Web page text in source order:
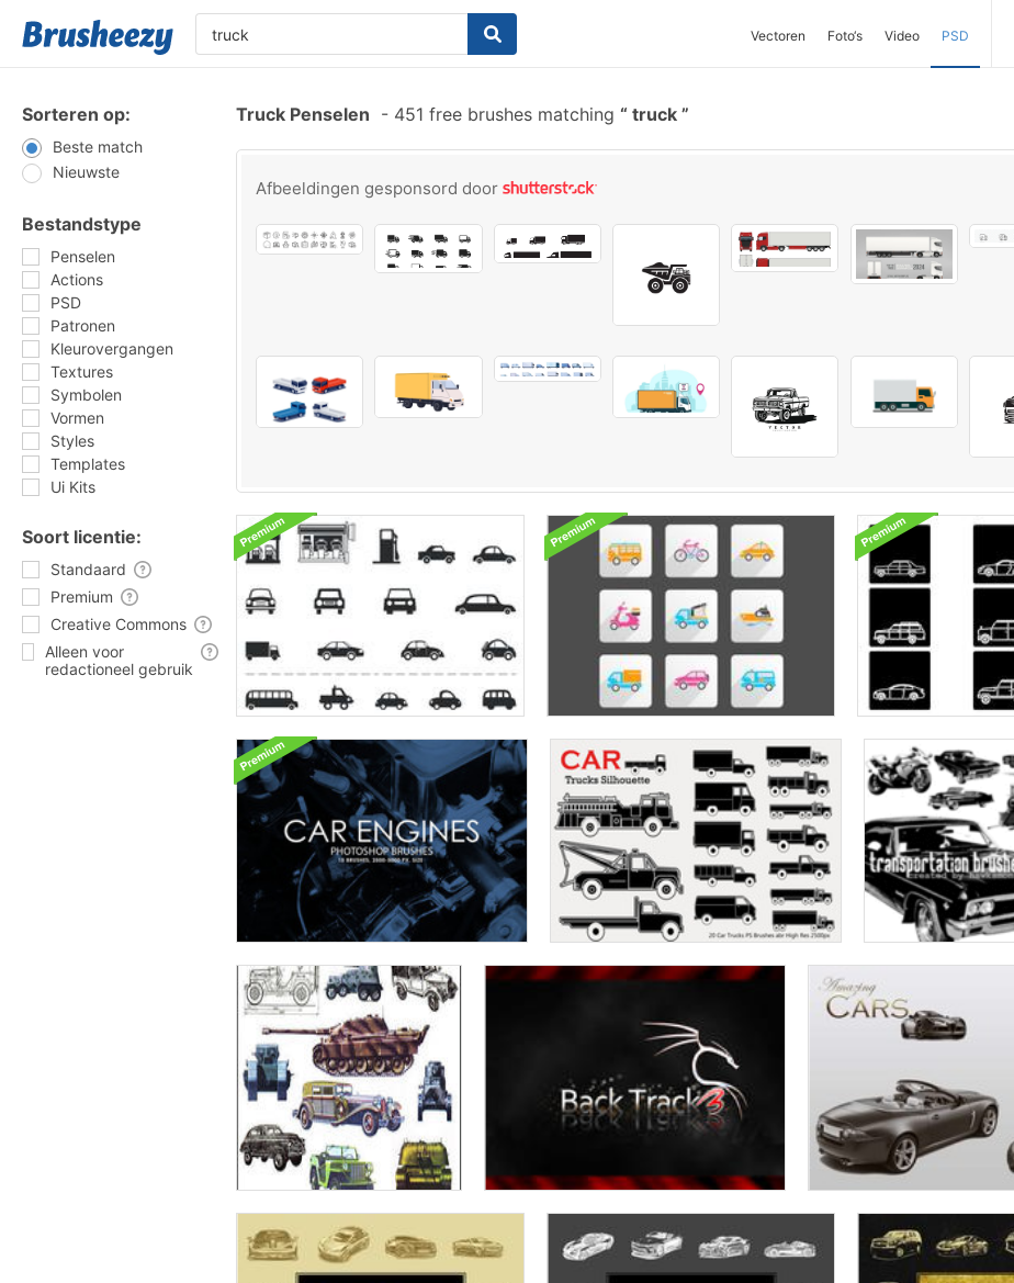
Vectoren Foto‘s Video PSD
Sorteren op:
Beste match
Nieuwste
Bestandstype
Penselen
Actions
PSD
Patronen
Kleurovergangen
Textures
Symbolen
Vormen
Styles
Templates
Ui Kits
Soort licentie:
Standaard
Premium
Creative Commons
Alleen voor
redactioneel gebruik
Truck Penselen - 451 free brushes matching truck
Afbeeldingen gesponsord door